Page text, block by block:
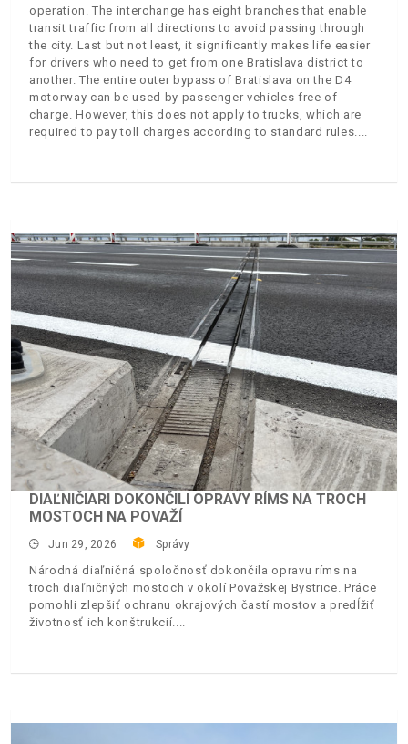
operation. The interchange has eight branches that enable
transit traffic from all directions to avoid passing through
the city. Last but not least, it significantly makes life easier
for drivers who need to get from one Bratislava district to
another. The entire outer bypass of Bratislava on the D4
motorway can be used by passenger vehicles free of
charge. However, this does not apply to trucks, which are
required to pay toll charges according to standard rules.
DIAĽNIČIARI DOKONČILI OPRAVY RÍMS NA TROCH
MOSTOCH NA POVAŽÍ
Jun 29, 2026 Správy
Národná diaľničná spoločnosť dokončila opravu ríms na
troch diaľničných mostoch v okolí Považskej Bystrice. Práce
pomohli zlepšiť ochranu okrajových častí mostov a predĺžiť
životnosť ich konštrukcií.